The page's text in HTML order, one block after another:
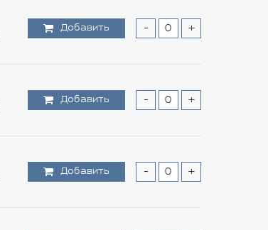
Добавить - +
Добавить - +
Добавить - +